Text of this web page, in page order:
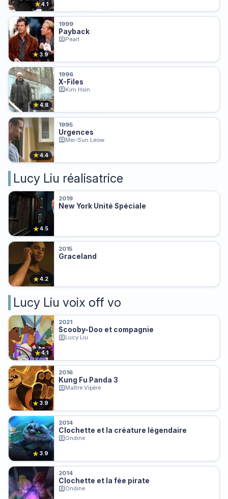
★4.1
★3.9
1999
Payback
Pearl
★4.8
1996
X-Files
Kim Hsin
★4.4
1995
Urgences
Mei-Sun Leow
Lucy Liu réalisatrice
★4.5
2019
New York Unité Spéciale
★4.2
2015
Graceland
Lucy Liu voix off vo
★4.1
2021
Scooby-Doo et compagnie
Lucy Liu
★ 3.9
2016
Kung Fu Panda 3
Maître Vipère
★ 3.9
2014
Clochette et la créature légendaire
Ondine
2014
Clochette et la fée pirate
Ondine